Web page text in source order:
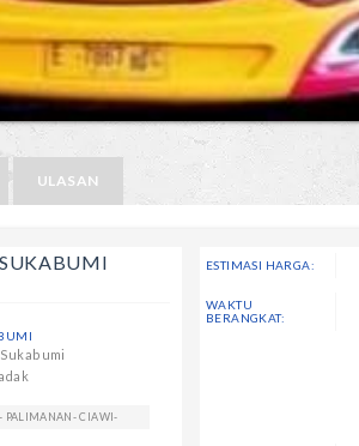
ULASAN
PALIMANAN- CIAWI-
ESTIMASI HARGA:
WAKTU
BERANGKAT: